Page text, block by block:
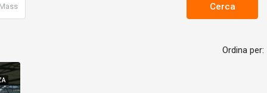
Cerca
Ordina per: